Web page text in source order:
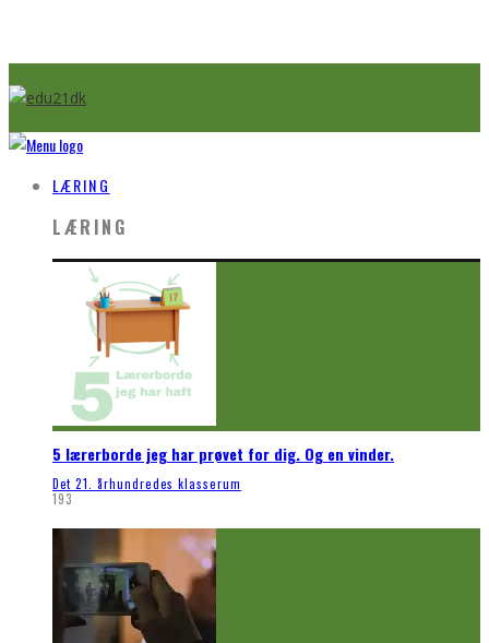
LÆRING
LÆRING
5 lærerborde jeg har prøvet for dig. Og en vinder.
Det 21. århundredes klasserum
193